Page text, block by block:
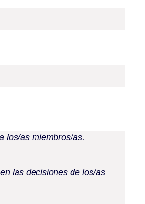
los/as miembros/as.
las decisiones de los/as